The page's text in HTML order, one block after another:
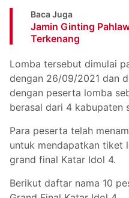
Baca Juga
Jamin Ginting
Terkenang
Lomba tersebut dimulai
dengan 26/09/2021 dan
dengan peserta lomba
berasal dari 4 kabupaten
Para peserta telah
untuk mendapatkan tiket
grand final Katar Idol 4.
Berikut daftar nama 10